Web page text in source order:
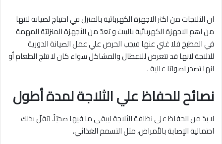
ان الثلاجات من اكثر الاجهزة الكهربائية بالمنزل في احتياج لصيانة لانها
من اهم الاجهزة الكهربائية بالبيت و تعدّ من الأجهزة المنزليّة المهمة
في المطبخ فلا غني عنها فيجب الحرص علي عمل الصيانة الدورية
للتلاجة لانها قد تتعرض للاعطال والمشاكل سواء كان لا تتلج الطعام أو
انها تصدر اصواتا عالية .
نصائح للحفاظ علي الثلاجة لمدة أطول
لا بدّ من الحفاظ على نظافة الثلاجة ليبقى ما فيها صحيّاً، لتقلّ بذلك
احتمالية الإصابة بالأمراض، مثل التسمم الغذائي،